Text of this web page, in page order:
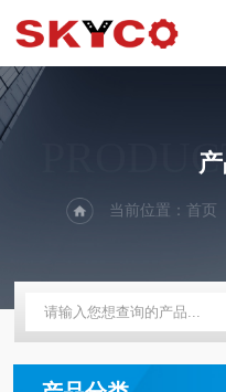
当前位置： 首页